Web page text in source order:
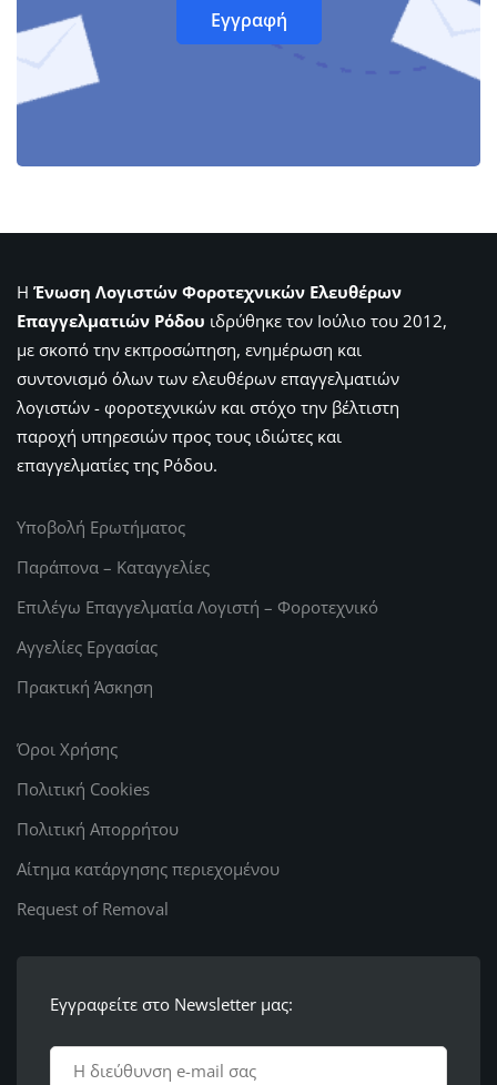
Η Ένωση Λογιστών Φοροτεχνικών Ελευθέρων
Επαγγελματιών Ρόδου ιδρύθηκε τον Ιούλιο του 2012,
με σκοπό την εκπροσώπηση, ενημέρωση και
συντονισμό όλων των ελευθέρων επαγγελματιών
λογιστών - φοροτεχνικών και στόχο την βέλτιστη
παροχή υπηρεσιών προς τους ιδιώτες και
επαγγελματίες της Ρόδου.
Υποβολή Ερωτήματος
Παράπονα – Καταγγελίες
Επιλέγω Επαγγελματία Λογιστή – Φοροτεχνικό
Αγγελίες Εργασίας
Πρακτική Άσκηση
Όροι Χρήσης
Πολιτική Cookies
Πολιτική Απορρήτου
Αίτημα κατάργησης περιεχομένου
Request of Removal
Εγγραφείτε στο Newsletter μας: